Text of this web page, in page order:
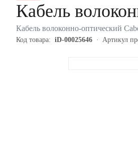
Кабель
Кабель волоконно-оптический
Код товара: iD-00025646 Артикул